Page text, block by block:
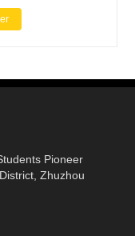
Pioneer
Zhuzhou